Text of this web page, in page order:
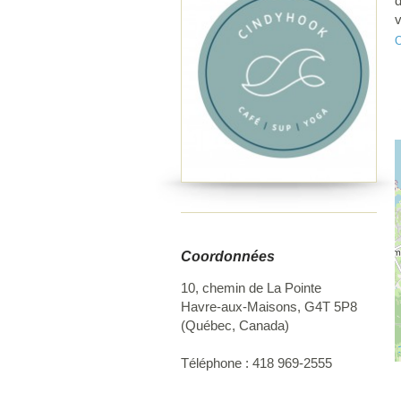
Coordonnées
10, chemin de La Pointe
Havre-aux-Maisons, G4T 5P8
(Québec, Canada)
Téléphone : 418 969-2555